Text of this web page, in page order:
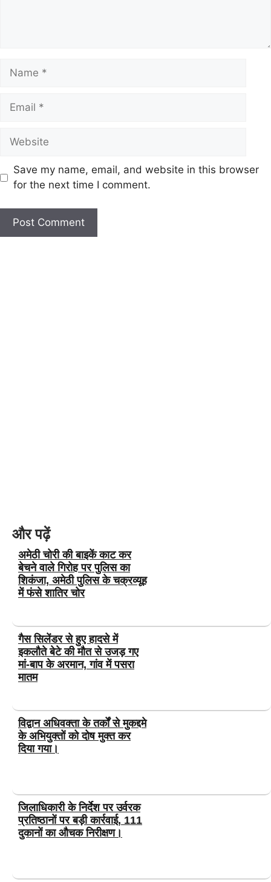
Name
Email
Website
Save my name, email, and website in this browser
for the next time I comment.
और पढ़ें
अमेठी चोरी की बाइकें काट कर
बेचने वाले गिरोह पर पुलिस का
शिकंजा, अमेठी पुलिस के चक्रव्यूह
में फंसे शातिर चोर
गैस सिलेंडर से हुए हादसे में
इकलौते बेटे की मौत से उजड़ गए
मां-बाप के अरमान, गांव में पसरा
मातम
विद्वान अधिवक्ता के तर्कों से मुकद्दमे
के अभियुक्तों को दोष मुक्त कर
दिया गया।
जिलाधिकारी के निर्देश पर उर्वरक
प्रतिष्ठानों पर बड़ी कार्रवाई, 111
दुकानों का औचक निरीक्षण।